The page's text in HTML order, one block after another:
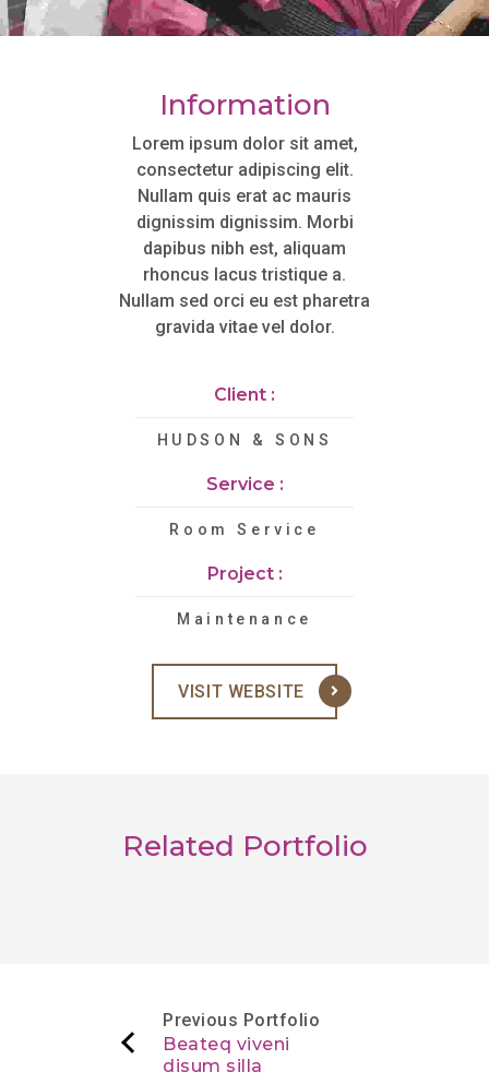
Information
Lorem ipsum dolor sit amet,
consectetur adipiscing elit.
Nullam quis erat ac mauris
dignissim dignissim. Morbi
dapibus nibh est, aliquam
rhoncus lacus tristique a.
Nullam sed orci eu est pharetra
gravida vitae vel dolor.
Client :
HUDSON & SONS
Service :
Room Service
Project :
Maintenance
VISIT WEBSITE
Related Portfolio
Previous Portfolio
Beateq viveni
disum silla